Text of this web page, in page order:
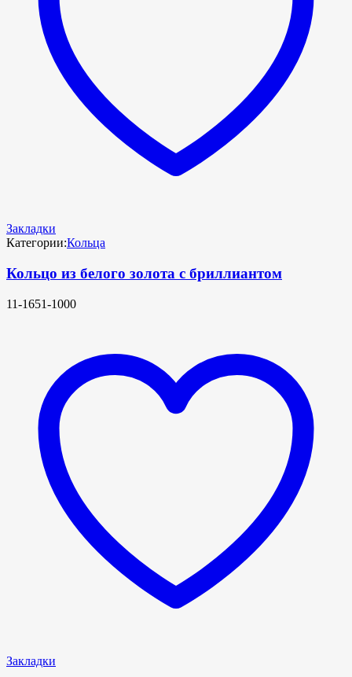
Закладки
Категории:Кольца
Кольцо из белого золота с бриллиантом
11-1651-1000
Закладки